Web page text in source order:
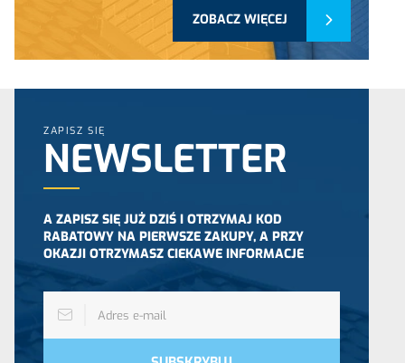
ZOBACZ WIĘCEJ
ZAPISZ SIĘ
NEWSLETTER
A ZAPISZ SIĘ JUŻ DZIŚ I OTRZYMAJ KOD
RABATOWY NA PIERWSZE ZAKUPY, A PRZY
OKAZJI OTRZYMASZ CIEKAWE INFORMACJE